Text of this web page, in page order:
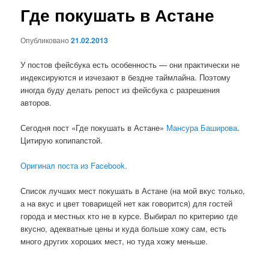
Где покушать в Астане
Опубликовано21.02.2013
У постов фейсбука есть особенность — они практически не
индексируются и изчезают в бездне таймлайна. Поэтому
иногда буду делать репост из фейсбука с разрешения
авторов.
Сегодня пост «Где покушать в Астане» Мансура Баширова.
Цитирую копипапстой.
Оригинал поста из Facebook.
Список лучших мест покушать в Астане (на мой вкус только,
а на вкус и цвет товарищей нет как говорится) для гостей
города и местных кто не в курсе. Выбирал по критерию где
вкусно, адекватные цены и куда больше хожу сам, есть
много других хороших мест, но туда хожу меньше.